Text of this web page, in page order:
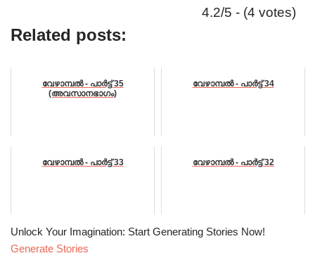
4.2/5 - (4 votes)
Related posts:
വേഴാമ്പൽ - പാർട്ട്‌ 35
(അവസാനഭാഗം)
വേഴാമ്പൽ - പാർട്ട്‌ 34
വേഴാമ്പൽ - പാർട്ട്‌ 33 വേഴാമ്പൽ - പാർട്ട്‌ 32
Unlock Your Imagination: Start Generating Stories Now!
Generate Stories